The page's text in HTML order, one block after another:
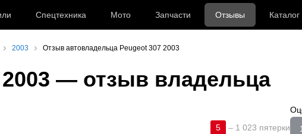
Спецтехника Мото Запчасти Отзывы Каталог
2003 Отзыв автовладельца Peugeot 307 2003
— отзыв владельца
5 – 1 023 пятерки
1